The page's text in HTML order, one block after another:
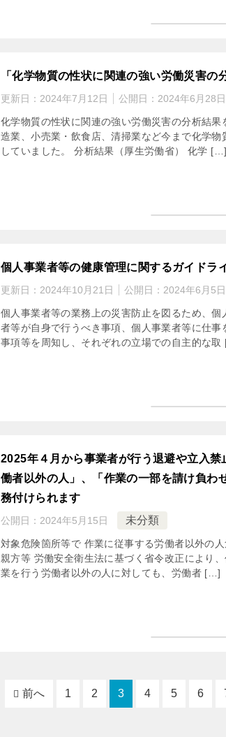
「化学物質の性状に関連の強い労働災害の
更新日： 2024年7月12日 公開日： 2024年6月28日
化学物質の性状に関連の強い労働災害の分析結
造業、小売業・飲食店、清掃業など今まで化学
していました。 分析結果（厚生労働省） 化学 […]
個人事業者等の健康管理に関するガイドラ
更新日： 2024年10月21日 公開日： 2024年6月5日
個人事業者等の業務上の災害防止を図るため、
者等が自身で行うべき事項、個人事業者等に仕
事項等を周知し、それぞれの立場での自主的な
2025年４月から事業者が行う退避や立入
働者以外の人」、「作業の一部を請け負わ
務付けられます
公開日： 2024年5月15日 未分類
対象危険箇所等で 作業に従事する労働者以外の
親方等 労働安全衛生法に基づく省令改正により
業を行う労働者以外の人に対しても、労働者 […]
前へ 1 2 3 4 5 6